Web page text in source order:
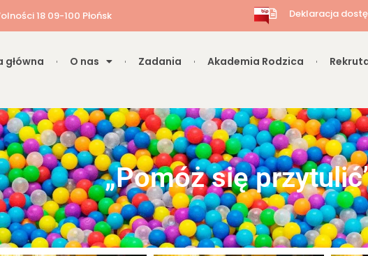
18 09-100 Płońsk Deklaracja
główna O nas Zadania Akademia Rodzica
„Pomóż się